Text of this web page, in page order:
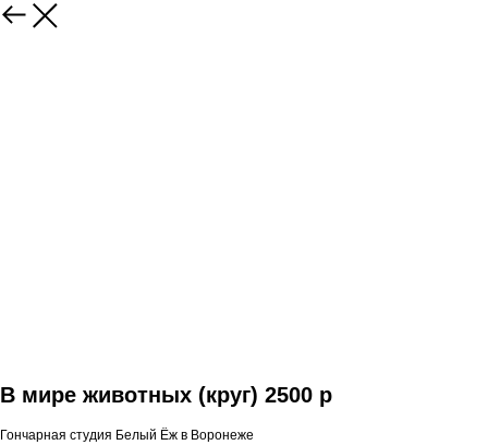
В мире животных (круг) 2500 р
Гончарная студия Белый Ёж в Воронеже